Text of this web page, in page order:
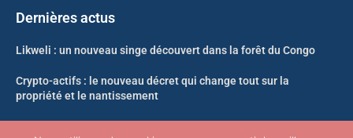
Dernières actus
Likweli : un nouveau singe découvert dans la forêt du Congo
Crypto-actifs : le nouveau décret qui change tout sur la
propriété et le nantissement